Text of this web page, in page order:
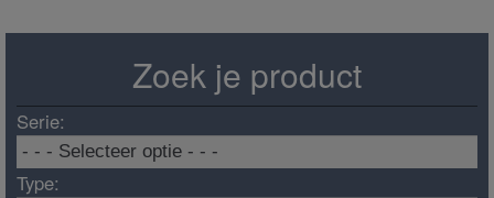
Zoek je product
Serie:
Type: